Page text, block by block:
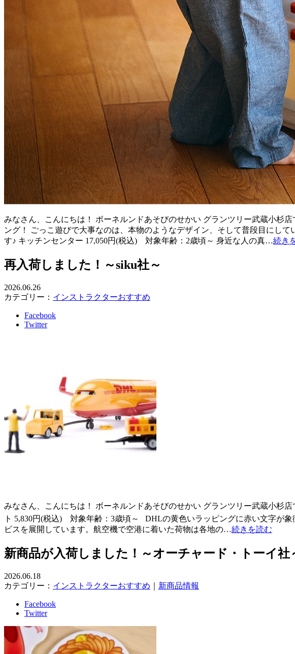
みなさん、こんにちは！ ボーネルンドあそびのせかい グランツリー武蔵小杉
ング！ ごっこ遊びで大事なのは、本物のようなデザイン、そして普段目にし
す♪ キッチンセンター 17,050円(税込) 対象年齢：2歳頃～ 身近な人の真…続き
再入荷しました！～siku社～
2026.06.26
カテゴリー： インストラクターおすすめ
Facebook
Twitter
みなさん、こんにちは！ ボーネルンドあそびのせかい グランツリー武蔵小杉
ト 5,830円(税込) 対象年齢：3歳頃～ DHLの黄色いラッピングに赤い文字が
ビスを展開しています。航空機で空港に着いた荷物は各地の…続きを読む
新商品が入荷しました！～オーチャード・トーイ社
2026.06.18
カテゴリー： インストラクターおすすめ 新商品情報
Facebook
Twitter